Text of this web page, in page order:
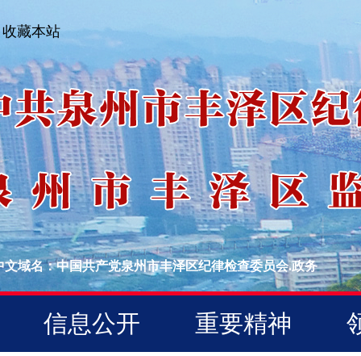
收藏本站
文域名：中国共产党泉州市丰泽区纪律检查委员会.政务
信息公开 重要精神